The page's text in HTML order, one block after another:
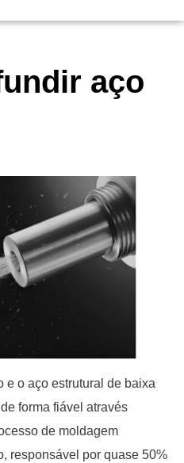
aço
e o aço estrutural de baixa
forma fiável através
de moldagem
responsável por quase 50%